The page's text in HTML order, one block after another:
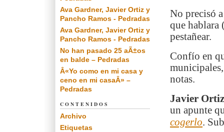
No precisó
que hablara
pestañear.
Confío en
notas.
Javier Ortiz
un apunte
cogerlo.
Ava Gardner, Javier Ortiz y
Pancho Ramos - Pedradas
Ava Gardner, Javier Ortiz y
Pancho Ramos - Pedradas
No han pasado 25 aÃ±os
en balde – Pedradas
Â«Yo como en mi casa y
ceno en mi casaÂ» –
Pedradas
CONTENIDOS
Archivo
Etiquetas